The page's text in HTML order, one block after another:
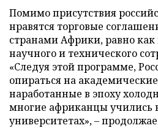
Помимо присутствия
нравятся торговые
странами Африки, равно как
научного и технического
«Следуя этой программе,
опираться на
наработанные в эпоху
многие африканцы учились
университетах», –